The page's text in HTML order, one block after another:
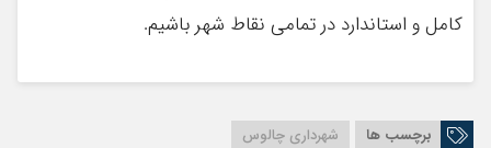
کامل و استاندارد در تمامی نقاط شهر باشیم.
برچسب ها شهرداری چالوس